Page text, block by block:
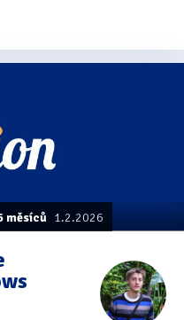
měsíců 1.2.2026